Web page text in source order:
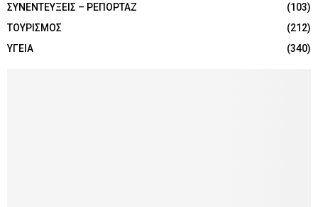
ΣΥΝΕΝΤΕΥΞΕΙΣ – ΡΕΠΟΡΤΑΖ
(103)
ΤΟΥΡΙΣΜΟΣ
(212)
ΥΓΕΙΑ
(340)